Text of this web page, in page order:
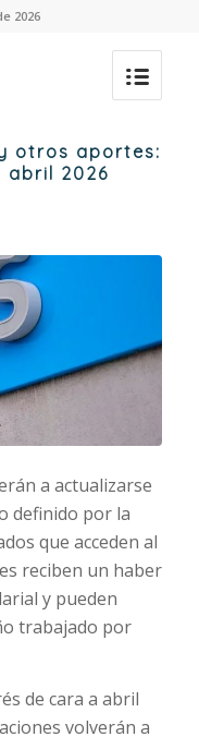
2026
otros aportes:
abril 2026
a actualizarse
definido por la
que acceden al
reciben un haber
y pueden
trabajado por
de cara a abril
volverán a